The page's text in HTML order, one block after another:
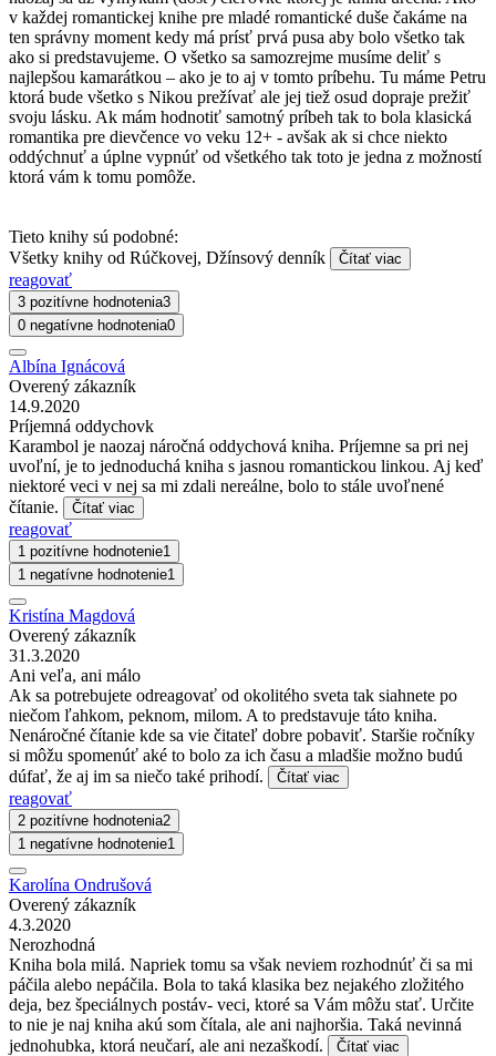
v každej romantickej knihe pre mladé romantické duše čakáme na
ten správny moment kedy má prísť prvá pusa aby bolo všetko tak
ako si predstavujeme. O všetko sa samozrejme musíme deliť s
najlepšou kamarátkou – ako je to aj v tomto príbehu. Tu máme Petru
ktorá bude všetko s Nikou prežívať ale jej tiež osud dopraje prežiť
svoju lásku. Ak mám hodnotiť samotný príbeh tak to bola klasická
romantika pre dievčence vo veku 12+ - avšak ak si chce niekto
oddýchnuť a úplne vypnúť od všetkého tak toto je jedna z možností
ktorá vám k tomu pomôže.
Tieto knihy sú podobné:
Všetky knihy od Rúčkovej, Džínsový denník
Čítať viac
reagovať
3 pozitívne hodnotenia3
0 negatívne hodnotenia0
Albína Ignácová
Overený zákazník
14.9.2020
Príjemná oddychovk
Karambol je naozaj náročná oddychová kniha. Príjemne sa pri nej
uvoľní, je to jednoduchá kniha s jasnou romantickou linkou. Aj keď
niektoré veci v nej sa mi zdali nereálne, bolo to stále uvoľnené
čítanie.
Čítať viac
reagovať
1 pozitívne hodnotenie1
1 negatívne hodnotenie1
Kristína Magdová
Overený zákazník
31.3.2020
Ani veľa, ani málo
Ak sa potrebujete odreagovať od okolitého sveta tak siahnete po
niečom ľahkom, peknom, milom. A to predstavuje táto kniha.
Nenáročné čítanie kde sa vie čitateľ dobre pobaviť. Staršie ročníky
si môžu spomenúť aké to bolo za ich času a mladšie možno budú
dúfať, že aj im sa niečo také prihodí.
Čítať viac
reagovať
2 pozitívne hodnotenia2
1 negatívne hodnotenie1
Karolína Ondrušová
Overený zákazník
4.3.2020
Nerozhodná
Kniha bola milá. Napriek tomu sa však neviem rozhodnúť či sa mi
páčila alebo nepáčila. Bola to taká klasika bez nejakého zložitého
deja, bez špeciálnych postáv- veci, ktoré sa Vám môžu stať. Určite
to nie je naj kniha akú som čítala, ale ani najhoršia. Taká nevinná
jednohubka, ktorá neučarí, ale ani nezaškodí.
Čítať viac